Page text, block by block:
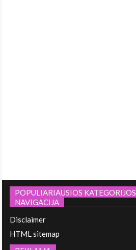
POPULIARIAUSIOS KATEGORIJOS
NAVIGACIJA
Disclaimer
HTML sitemap